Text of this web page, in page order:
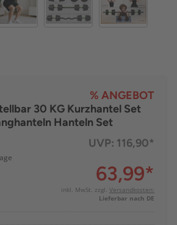
% ANGEBOT
30 KG Kurzhantel Set
Hanteln Set
UVP: 116,90*
63,99*
inkl. MwSt. zzgl. Versandkosten:
Lieferbar nach DE